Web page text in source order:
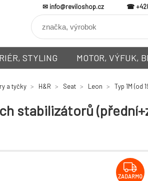
info@reviloshop.cz
STYLING MOTOR, VÝFUK,
a tyčky H&R Seat Leon Typ 1M (od
stabilizátorů
ZADARMO